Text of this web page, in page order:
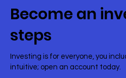
Become an
steps
Investing is for everyone, you
intuitive; open an account today.